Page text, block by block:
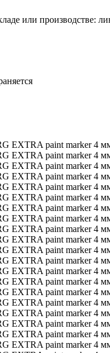
или производстве: